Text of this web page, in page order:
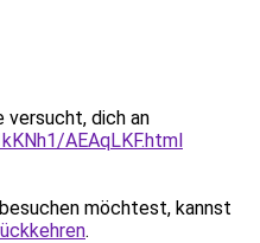
versucht, dich an
AEAqLKF.html
möchtest, kannst
.